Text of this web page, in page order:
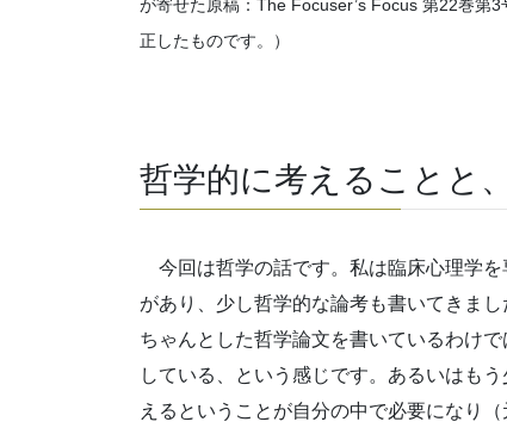
が寄せた原稿：The Focuser’s Focus 第22巻第
正したものです。）
哲学的に考えることと
今回は哲学の話です。私は臨床心理学
があり、少し哲学的な論考も書いてきま
ちゃんとした哲学論文を書いているわけ
している、という感じです。あるいはも
えるということが自分の中で必要になり